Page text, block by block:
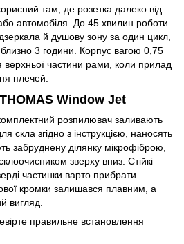
там, де розетка далеко від
автомобіля. До 45 хвилин роботи
й душову зону за один цикл,
3 години. Корпус вагою 0,75
верхньої частини рами, коли прилад
плечей.
Window Jet
розпилювач заливають
скла згідно з інструкцією, наносять
забруднену ділянку мікрофіброю,
зверху вниз. Стійкі
частинки варто прибрати
кромки залишався плавним, а
вигляд.
правильне встановлення